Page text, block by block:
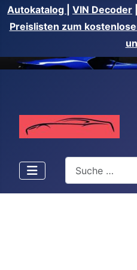
Autokatalog VIN Decoder
Preislisten zum